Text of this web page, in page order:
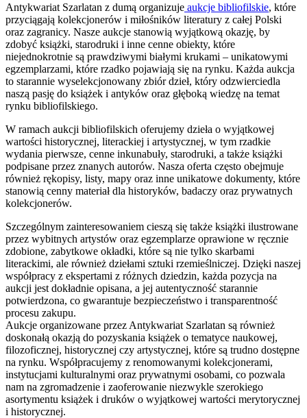
Antykwariat Szarlatan z dumą organizuje aukcje bibliofilskie, które
przyciągają kolekcjonerów i miłośników literatury z całej Polski
oraz zagranicy. Nasze aukcje stanowią wyjątkową okazję, by
zdobyć książki, starodruki i inne cenne obiekty, które
niejednokrotnie są prawdziwymi białymi krukami – unikatowymi
egzemplarzami, które rzadko pojawiają się na rynku. Każda aukcja
to starannie wyselekcjonowany zbiór dzieł, który odzwierciedla
naszą pasję do książek i antyków oraz głęboką wiedzę na temat
rynku bibliofilskiego.
W ramach aukcji bibliofilskich oferujemy dzieła o wyjątkowej
wartości historycznej, literackiej i artystycznej, w tym rzadkie
wydania pierwsze, cenne inkunabuły, starodruki, a także książki
podpisane przez znanych autorów. Nasza oferta często obejmuje
również rękopisy, listy, mapy oraz inne unikatowe dokumenty, które
stanowią cenny materiał dla historyków, badaczy oraz prywatnych
kolekcjonerów.
Szczególnym zainteresowaniem cieszą się także książki ilustrowane
przez wybitnych artystów oraz egzemplarze oprawione w ręcznie
zdobione, zabytkowe okładki, które są nie tylko skarbami
literackimi, ale również dziełami sztuki rzemieślniczej. Dzięki naszej
współpracy z ekspertami z różnych dziedzin, każda pozycja na
aukcji jest dokładnie opisana, a jej autentyczność starannie
potwierdzona, co gwarantuje bezpieczeństwo i transparentność
procesu zakupu.
Aukcje organizowane przez Antykwariat Szarlatan są również
doskonałą okazją do pozyskania książek o tematyce naukowej,
filozoficznej, historycznej czy artystycznej, które są trudno dostępne
na rynku. Współpracujemy z renomowanymi kolekcjonerami,
instytucjami kulturalnymi oraz prywatnymi osobami, co pozwala
nam na zgromadzenie i zaoferowanie niezwykle szerokiego
asortymentu książek i druków o wyjątkowej wartości merytorycznej
i historycznej.